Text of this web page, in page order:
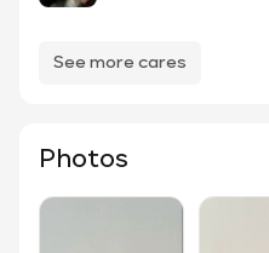
See more cares
Photos